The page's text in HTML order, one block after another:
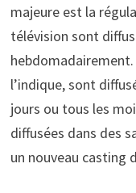
majeure est la
télévision sont
l’indique, sont
jours ou tous les
diffusées dans des
un nouveau casting